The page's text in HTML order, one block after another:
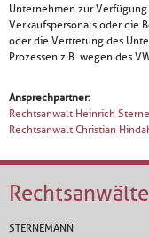
Unternehmen zur
Verkaufspersonals oder die
oder die Vertretung des
Prozessen z.B. wegen des
Ansprechpartner:
Rechtsanwalt Heinrich
Rechtsanwalt Christian
Rechtsanwälte
STERNEMANN